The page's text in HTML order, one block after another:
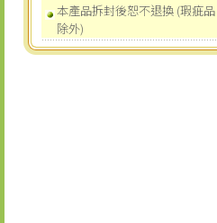
本產品拆封後恕不退換 (瑕疵品
除外)